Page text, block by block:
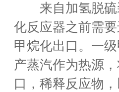
来自加氢脱硫
化反应器之前需
甲烷化出口。一
产蒸汽作为热源
口，稀释反应物